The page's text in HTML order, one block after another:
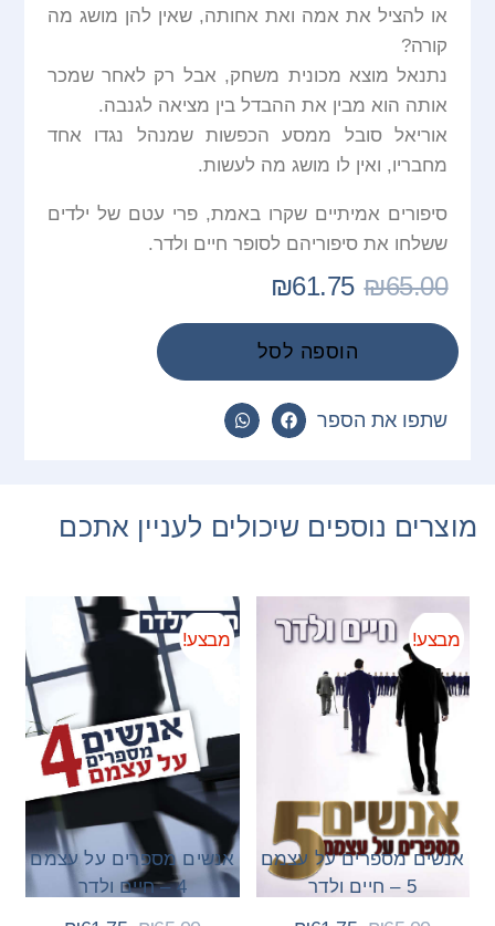
או להציל את אמה ואת אחותה, שאין להן מושג מה
קורה?
נתנאל מוצא מכונית משחק, אבל רק לאחר שמכר
אותה הוא מבין את ההבדל בין מציאה לגנבה.
אוריאל סובל ממסע הכפשות שמנהל נגדו אחד
מחבריו, ואין לו מושג מה לעשות.
סיפורים אמיתיים שקרו באמת, פרי עטם של ילדים
ששלחו את סיפוריהם לסופר חיים ולדר.
₪65.00
₪61.75
הוספה לסל
שתפו את הספר
מוצרים נוספים שיכולים לעניין אתכם
מבצע!
אנשים מספרים על עצמם
5 – חיים ולדר
מבצע!
אנשים מספרים על עצמם
4 – חיים ולדר